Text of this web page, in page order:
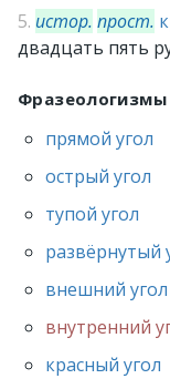
5. истор. прост.
двадцать пять
Фразеологизмы
прямой угол
острый угол
тупой угол
развёрнутый
внешний угол
внутренний
красный угол